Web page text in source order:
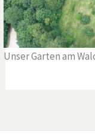
Unser Garten am